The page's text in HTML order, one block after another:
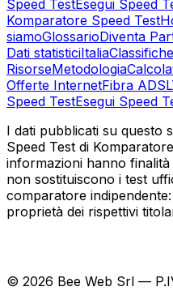
Speed TestEsegui Speed
Komparatore Speed Test
siamoGlossarioDiventa
Dati statisticiItaliaClassifiche
RisorseMetodologia
Offerte InternetFibra ADSL
Speed TestEsegui Speed
I dati pubblicati su questo
Speed Test di
informazioni hanno
non sostituiscono i test
comparatore
proprietà dei rispettivi
© 2026 Bee Web Srl —